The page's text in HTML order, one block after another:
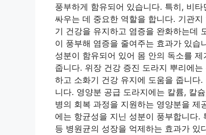
풍부하게 함유되어 있습니다. 특히, 비
싸우는 데 중요한 역할을 합니다. 기관
기 건강을 유지하고 염증을 완화하는데
이 풍부해 염증을 줄여주는 효과가 있
성분이 함유되어 있어 몸 안의 독소를
줍니다. 위장 건강 증진 도라지 뿌리에
하고 소화기 건강 유지에 도움을 줍니다
니다. 영양분 공급 도라지에는 칼륨, 칼
병의 회복 과정을 지원하는 영양분을 제
에는 항균성을 지닌 성분이 풍부합니다.
등 병원균의 성장을 억제하는 효과가 있